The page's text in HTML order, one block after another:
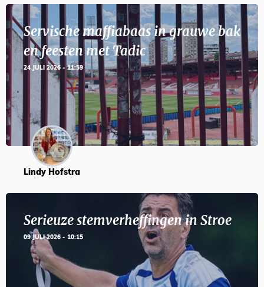
Servische maffiabaas in grauwe bak
en feesten met Tadic
24 JULI 2026 - 11:59
Lindy Hofstra
Serieuze stemverheffingen in Stroe
09 JULI 2026 - 10:15